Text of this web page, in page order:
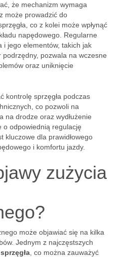
że mechanizm wymaga
może prowadzić do
co z kolei może wpłynąć
napędowego. Regularne
i jego elementów, takich jak
podrzędny, pozwala na wczesne
oraz uniknięcie
kontrolę sprzęgła podczas
co pozwoli na
na drodze oraz wydłużenie
o odpowiednią regulację
kluczowe dla prawidłowego
i komfortu jazdy.
zużycia
może objawiać się na kilka
Jednym z najczęstszych
, co można zauważyć